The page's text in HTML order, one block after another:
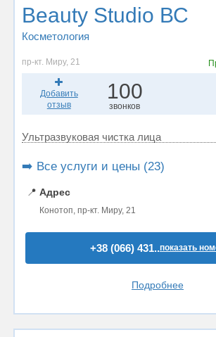
Вeauty Studio ВС
Косметология
пр-кт. Мирy, 21
Добавить
отзыв
100
звонков
Ультразвуковая чистка лица
➡️ Все услуги и цены (23)
📍 Адрес
Конотоп, пр-кт. Мирy, 21
+38 (066) 431..показать
Подробнее